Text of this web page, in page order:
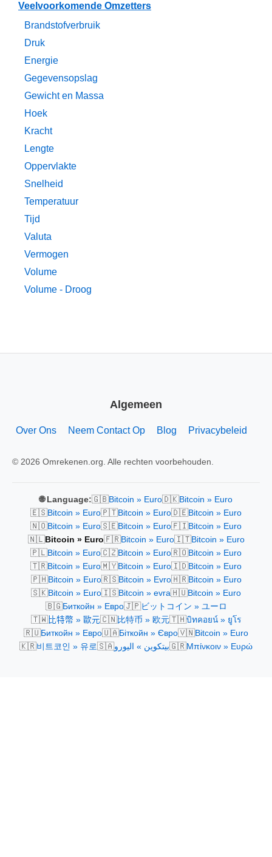
Veelvoorkomende Omzetters
Brandstofverbruik
Druk
Energie
Gegevensopslag
Gewicht en Massa
Hoek
Kracht
Lengte
Oppervlakte
Snelheid
Temperatuur
Tijd
Valuta
Vermogen
Volume
Volume - Droog
Algemeen
Over Ons Neem Contact Op Blog Privacybeleid
© 2026 Omrekenen.org. Alle rechten voorbehouden.
🌐 Language:🇬🇧Bitcoin » Euro🇩🇰Bitcoin » Euro
🇪🇸Bitcoin » Euro🇵🇹Bitcoin » Euro🇩🇪Bitcoin » Euro
🇳🇴Bitcoin » Euro🇸🇪Bitcoin » Euro🇫🇮Bitcoin » Euro
🇳🇱Bitcoin » Euro🇫🇷Bitcoin » Euro🇮🇹Bitcoin » Euro
🇵🇱Bitcoin » Euro🇨🇿Bitcoin » Euro🇷🇴Bitcoin » Euro
🇹🇷Bitcoin » Euro🇲🇾Bitcoin » Euro🇮🇩Bitcoin » Euro
🇵🇭Bitcoin » Euro🇷🇸Bitcoin » Evro🇭🇷Bitcoin » Euro
🇸🇰Bitcoin » Euro🇮🇸Bitcoin » evra🇭🇺Bitcoin » Euro
🇧🇬Биткойн » Евро🇯🇵ビットコイン » ユーロ
🇹🇼比特幣 » 歐元🇨🇳比特币 » 欧元🇹🇭บิทคอยน์ » ยูโร
🇷🇺Биткойн » Евро🇺🇦Біткойн » Євро🇻🇳Bitcoin » Euro
🇰🇷비트코인 » 유로🇸🇦بيتكوين » اليورو🇬🇷Μπίνκοιν » Ευρώ